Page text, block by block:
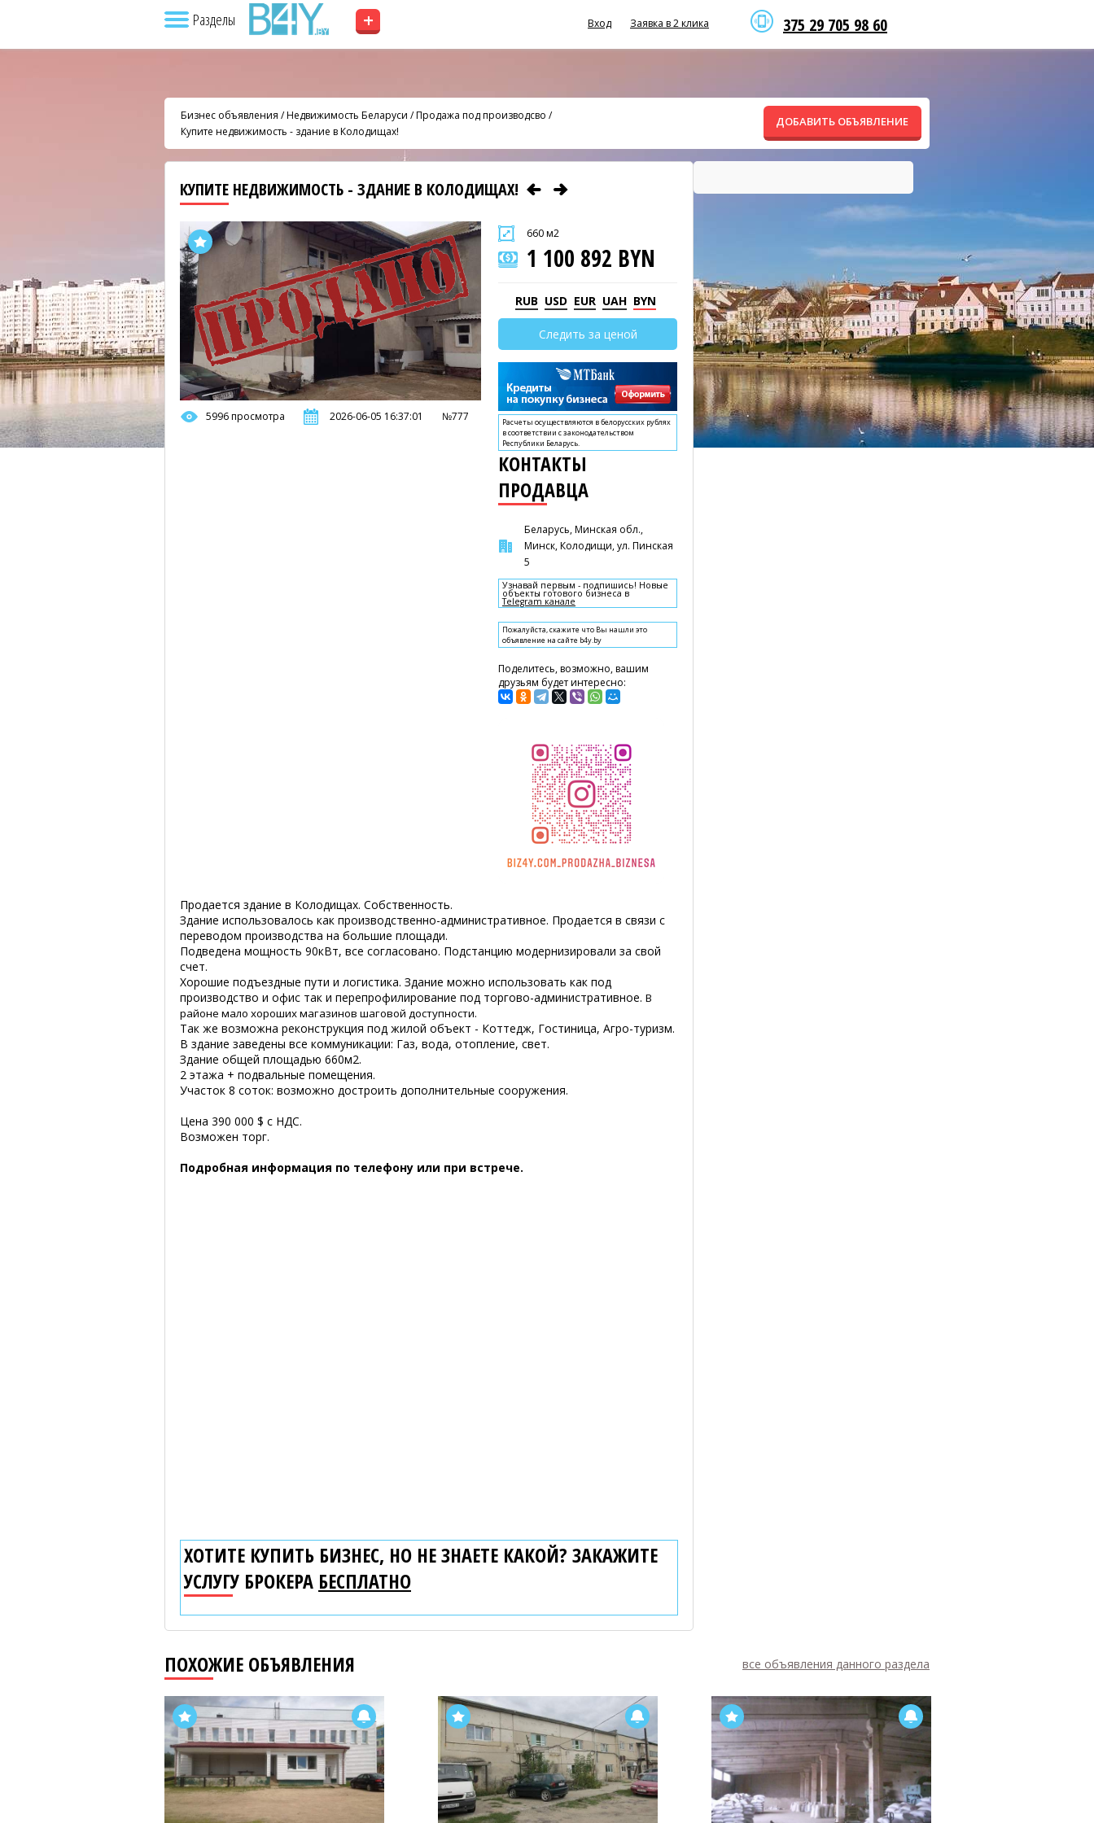
Разделы + 375 29 705 98 60
Вход Заявка в 2 клика
Бизнес объявления /Недвижимость Беларуси /Продажа под производсво /
Купите недвижимость - здание в Колодищах!
ДОБАВИТЬ ОБЪЯВЛЕНИЕ
КУПИТЕ НЕДВИЖИМОСТЬ - ЗДАНИЕ В КОЛОДИЩАХ!
5996 просмотра 2026-06-05 16:37:01 №777
660 м2
1 100 892 BYN
RUB USD EUR UAH BYN
Следить за ценой
Расчеты осуществляются в белорусских рублях
в соответствии с законодательством
Республики Беларусь.
КОНТАКТЫ
ПРОДАВЦА
Беларусь, Минская обл.,
Минск, Колодищи, ул. Пинская
5
Узнавай первым - подпишись! Новые
объекты готового бизнеса в
Telegram канале
Пожалуйста, скажите что Вы нашли это
объявление на сайте b4y.by
Поделитесь, возможно, вашим
друзьям будет интересно:
Продается здание в Колодищах. Собственность.
Здание использовалось как производственно-административное. Продается в связи с
переводом производства на большие площади.
Подведена мощность 90кВт, все согласовано. Подстанцию модернизировали за свой
счет.
Хорошие подъездные пути и логистика. Здание можно использовать как под
производство и офис так и перепрофилирование под торгово-административное. В
районе мало хороших магазинов шаговой доступности.
Так же возможна реконструкция под жилой объект - Коттедж, Гостиница, Агро-туризм.
В здание заведены все коммуникации: Газ, вода, отопление, свет.
Здание общей площадью 660м2.
2 этажа + подвальные помещения.
Участок 8 соток: возможно достроить дополнительные сооружения.
Цена 390 000 $ с НДС.
Возможен торг.
Подробная информация по телефону или при встрече.
ХОТИТЕ КУПИТЬ БИЗНЕС, НО НЕ ЗНАЕТЕ КАКОЙ? ЗАКАЖИТЕ
УСЛУГУ БРОКЕРА БЕСПЛАТНО
ПОХОЖИЕ ОБЪЯВЛЕНИЯ все объявления данного раздела